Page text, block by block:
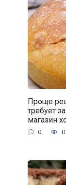
Проще
требует
магазин
0 0